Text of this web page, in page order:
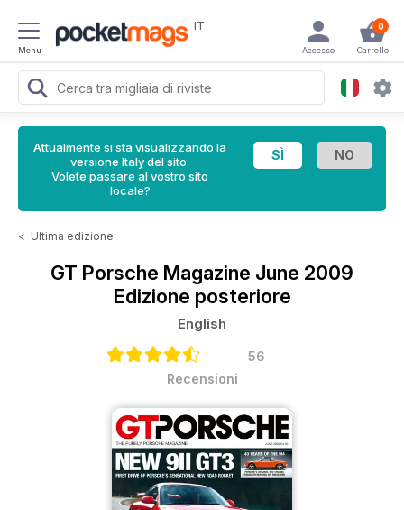
Menu
IT 0
Carrello
Accesso
Attualmente si sta visualizzando la
versione Italy del sito.
Volete passare al vostro sito
locale?
< Ultima edizione
GT Porsche Magazine June 2009
Edizione posteriore
English
56
Recensioni